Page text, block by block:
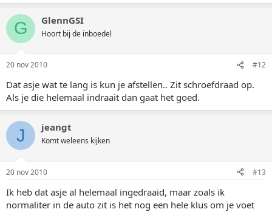
G GlennGSI
Hoort bij de inboedel
20 nov 2010 #12
Dat asje wat te lang is kun je afstellen.. Zit schroefdraad op.
Als je die helemaal indraait dan gaat het goed.
J jeangt
Komt weleens kijken
20 nov 2010 #13
Ik heb dat asje al helemaal ingedraaid, maar zoals ik
normaliter in de auto zit is het nog een hele klus om je voet